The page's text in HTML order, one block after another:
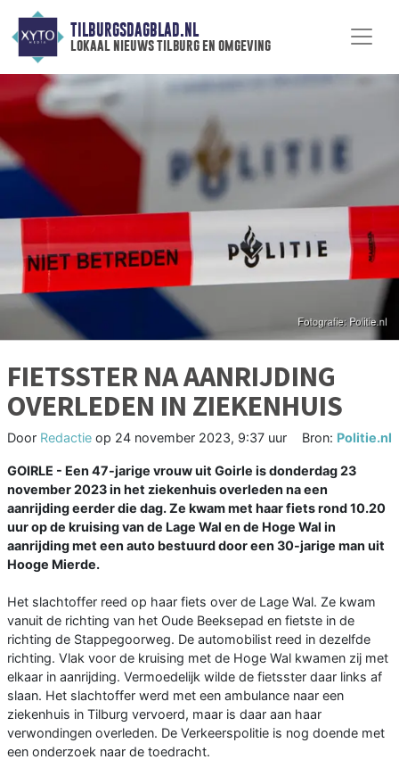
TILBURGSDAGBLAD.NL
lokaal nieuws tilburg en omgeving
FIETSSTER NA AANRIJDING
OVERLEDEN IN ZIEKENHUIS
Door Redactie op 24 november 2023, 9:37 uur Bron: Politie.nl
GOIRLE - Een 47-jarige vrouw uit Goirle is donderdag 23
november 2023 in het ziekenhuis overleden na een
aanrijding eerder die dag. Ze kwam met haar fiets rond 10.20
uur op de kruising van de Lage Wal en de Hoge Wal in
aanrijding met een auto bestuurd door een 30-jarige man uit
Hooge Mierde.
Het slachtoffer reed op haar fiets over de Lage Wal. Ze kwam
vanuit de richting van het Oude Beeksepad en fietste in de
richting de Stappegoorweg. De automobilist reed in dezelfde
richting. Vlak voor de kruising met de Hoge Wal kwamen zij met
elkaar in aanrijding. Vermoedelijk wilde de fietsster daar links af
slaan. Het slachtoffer werd met een ambulance naar een
ziekenhuis in Tilburg vervoerd, maar is daar aan haar
verwondingen overleden. De Verkeerspolitie is nog doende met
een onderzoek naar de toedracht.